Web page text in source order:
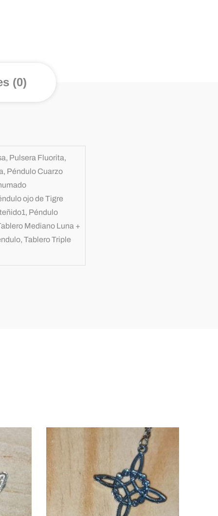
(0)
Pulsera Fluorita,
Péndulo Cuarzo
ojo de Tigre
Péndulo
Mediano Luna +
Tablero Triple